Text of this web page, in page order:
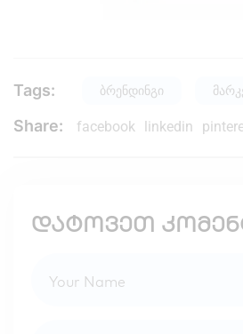
Tags: ბრენდინგი
Share: facebook linkedin
დატოვეთ